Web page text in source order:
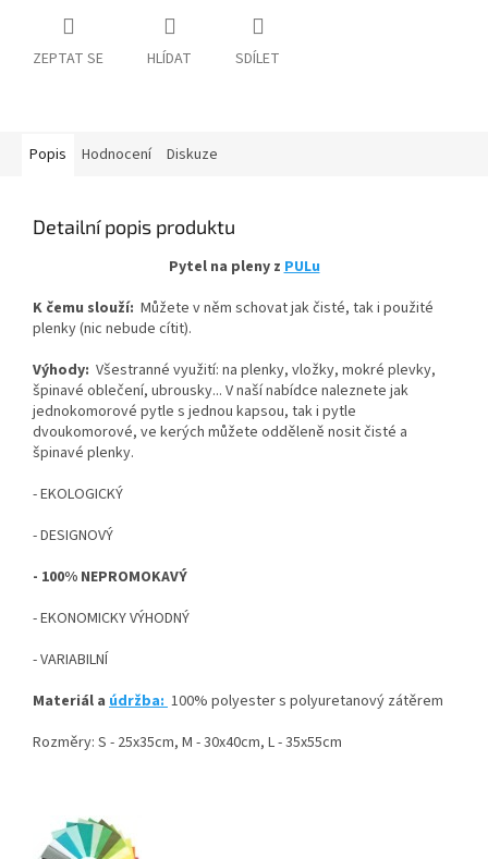
ZEPTAT SE HLÍDAT SDÍLET
Popis Hodnocení Diskuze
Detailní popis produktu
Pytel na pleny zPULu
K čemu slouží: Můžete v něm schovat jak čisté, tak i použité
plenky (nic nebude cítit).
Výhody: Všestranné využití: na plenky, vložky, mokré plevky,
špinavé oblečení, ubrousky... V naší nabídce naleznete jak
jednokomorové pytle s jednou kapsou, tak i pytle
dvoukomorové, ve kerých můžete odděleně nosit čisté a
špinavé plenky.
- EKOLOGICKÝ
- DESIGNOVÝ
- 100% NEPROMOKAVÝ
- EKONOMICKY VÝHODNÝ
- VARIABILNÍ
Materiál a údržba:100% polyester s polyuretanový zátěrem
Rozměry: S - 25x35cm, M - 30x40cm, L - 35x55cm